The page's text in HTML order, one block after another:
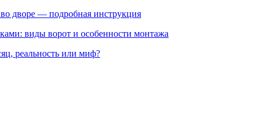
дворе — подробная инструкция
виды ворот и особенности монтажа
реальность или миф?